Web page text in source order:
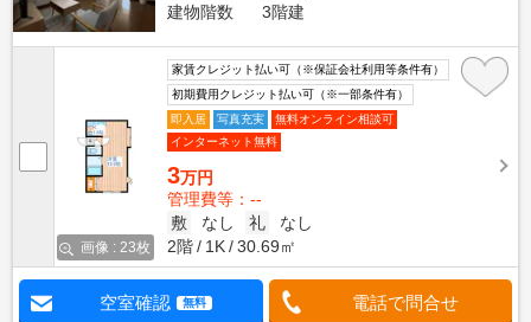
建物階数
3階建
画像 : 23枚
家賃クレジット払い可（※保証会社利用等条件有）
初期費用クレジット払い可（※一部条件有）
即入居
写真充実
無料オンライン相談可
インターネット無料
3万円
管理費等：--
敷
なし 礼
なし
2階
1K 30.69㎡
空室確認 無料 電話で問合せ